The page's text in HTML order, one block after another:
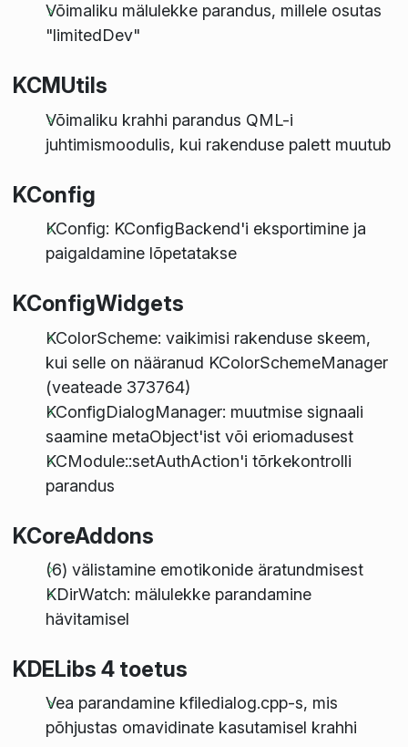
Võimaliku mälulekke parandus, millele osutas
"limitedDev"
KCMUtils
Võimaliku krahhi parandus QML-i
juhtimismoodulis, kui rakenduse palett muutub
KConfig
KConfig: KConfigBackend'i eksportimine ja
paigaldamine lõpetatakse
KConfigWidgets
KColorScheme: vaikimisi rakenduse skeem,
kui selle on nääranud KColorSchemeManager
(veateade 373764)
KConfigDialogManager: muutmise signaali
saamine metaObject'ist või eriomadusest
KCModule::setAuthAction'i tõrkekontrolli
parandus
KCoreAddons
(6) välistamine emotikonide äratundmisest
KDirWatch: mälulekke parandamine
hävitamisel
KDELibs 4 toetus
Vea parandamine kfiledialog.cpp-s, mis
põhjustas omavidinate kasutamisel krahhi